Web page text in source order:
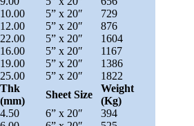
10.00 5” x 20″
729
12.00 5” x 20″
876
22.00 5” x 20″
1604
16.00 5” x 20″
1167
19.00 5” x 20″
1386
25.00 5” x 20″
1822
Thk
(mm)
Sheet Size
Weight
(Kg)
4.50 6” x 20″
394